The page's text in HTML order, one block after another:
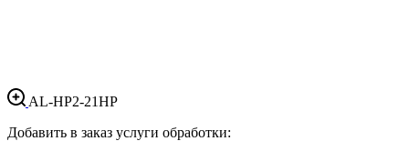
AL-HP2-21HP
Добавить в заказ услуги обработки: